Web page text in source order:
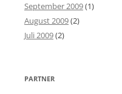
September 2009(1)
August 2009(2)
Juli 2009(2)
PARTNER